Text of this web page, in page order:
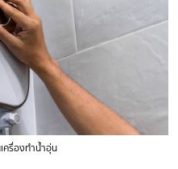
ครื่องทำน้ำอุ่น